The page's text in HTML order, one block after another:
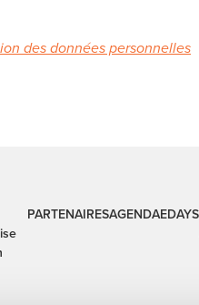
des données personnelles
PARTENAIRESAGENDAEDAYS